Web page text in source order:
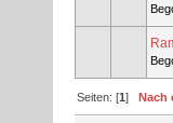
Seiten: [1]Nach